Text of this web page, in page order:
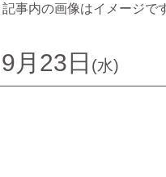
事内の画像はイメージで
9月23日 (水)